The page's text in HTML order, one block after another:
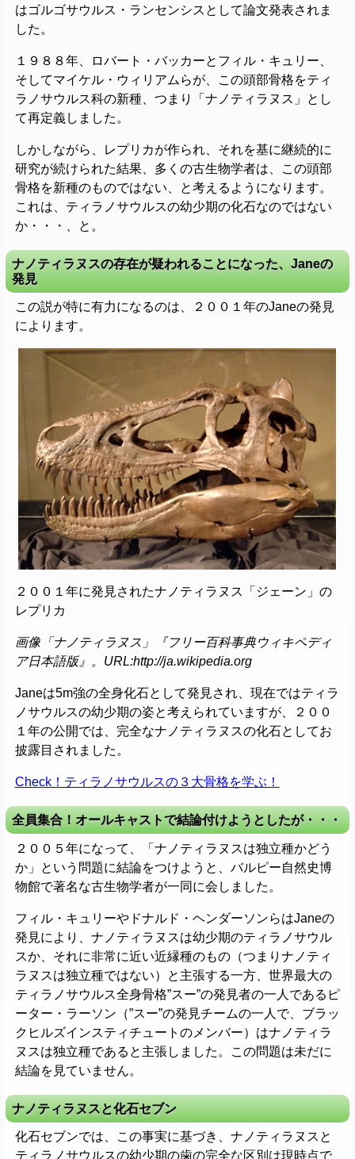
はゴルゴサウルス・ランセンシスとして論文発表されま
した。
１９８８年、ロバート・バッカーとフィル・キュリー、
そしてマイケル・ウィリアムらが、この頭部骨格をティ
ラノサウルス科の新種、つまり「ナノティラヌス」とし
て再定義しました。
しかしながら、レプリカが作られ、それを基に継続的に
研究が続けられた結果、多くの古生物学者は、この頭部
骨格を新種のものではない、と考えるようになります。
これは、ティラノサウルスの幼少期の化石なのではない
か・・・、と。
ナノティラヌスの存在が疑われることになった、Janeの
発見
この説が特に有力になるのは、２００１年のJaneの発見
によります。
２００１年に発見されたナノティラヌス「ジェーン」の
レプリカ
画像「ナノティラヌス」『フリー百科事典ウィキペディ
ア日本語版』。URL:http://ja.wikipedia.org
Janeは5m強の全身化石として発見され、現在ではティラ
ノサウルスの幼少期の姿と考えられていますが、２００
１年の公開では、完全なナノティラヌスの化石としてお
披露目されました。
Check！ティラノサウルスの３大骨格を学ぶ！
全員集合！オールキャストで結論付けようとしたが・・・
２００５年になって、「ナノティラヌスは独立種かどう
か」という問題に結論をつけようと、バルピー自然史博
物館で著名な古生物学者が一同に会しました。
フィル・キュリーやドナルド・ヘンダーソンらはJaneの
発見により、ナノティラヌスは幼少期のティラノサウル
スか、それに非常に近い近縁種のもの（つまりナノティ
ラヌスは独立種ではない）と主張する一方、世界最大の
ティラノサウルス全身骨格”スー”の発見者の一人であるピ
ーター・ラーソン（”スー”の発見チームの一人で、ブラッ
クヒルズインスティチュートのメンバー）はナノティラ
ヌスは独立種であると主張しました。この問題は未だに
結論を見ていません。
ナノティラヌスと化石セブン
化石セブンでは、この事実に基づき、ナノティラヌスと
ティラノサウルスの幼少期の歯の完全な区別は現時点で